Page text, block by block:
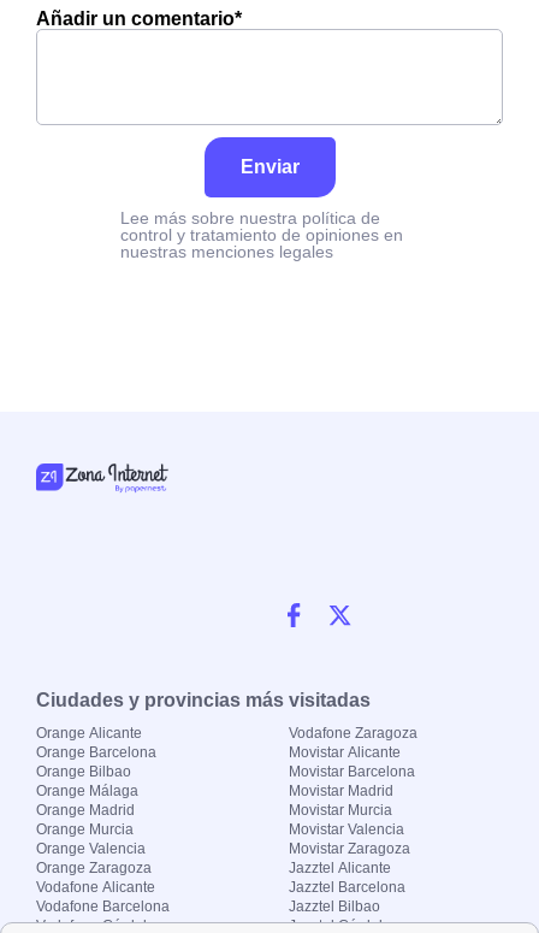
Añadir un comentario*
Enviar
Lee más sobre nuestra política de
control y tratamiento de opiniones en
nuestras menciones legales
Ciudades y provincias más visitadas
Orange Alicante
Orange Barcelona
Orange Bilbao
Orange Málaga
Orange Madrid
Orange Murcia
Orange Valencia
Orange Zaragoza
Vodafone Alicante
Vodafone Barcelona
Vodafone Córdoba
Vodafone Zaragoza
Movistar Alicante
Movistar Barcelona
Movistar Madrid
Movistar Murcia
Movistar Valencia
Movistar Zaragoza
Jazztel Alicante
Jazztel Barcelona
Jazztel Bilbao
Jazztel Córdoba